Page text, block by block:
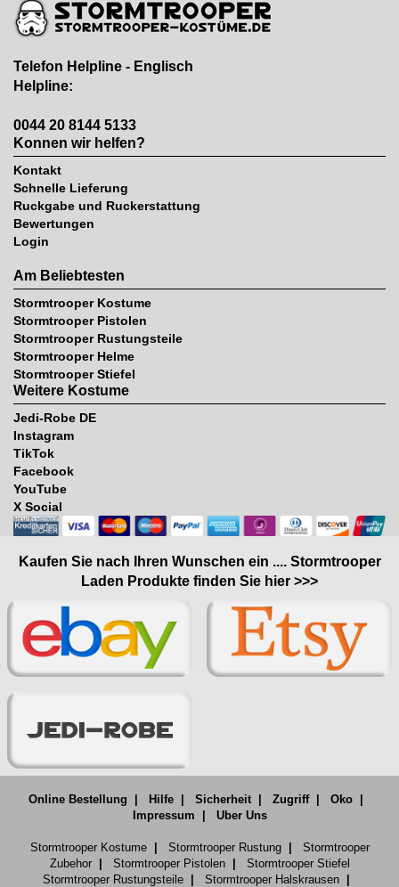
Telefon Helpline - Englisch
Helpline:
0044 20 8144 5133
Konnen wir helfen?
Kontakt
Schnelle Lieferung
Ruckgabe und Ruckerstattung
Bewertungen
Login
Am Beliebtesten
Stormtrooper Kostume
Stormtrooper Pistolen
Stormtrooper Rustungsteile
Stormtrooper Helme
Stormtrooper Stiefel
Weitere Kostume
Jedi-Robe DE
Instagram
TikTok
Facebook
YouTube
X Social
Kaufen Sie nach Ihren Wunschen ein .... Stormtrooper
Laden Produkte finden Sie hier >>>
Online Bestellung | Hilfe | Sicherheit | Zugriff| Oko |
Impressum | Uber Uns
Stormtrooper Kostume| Stormtrooper Rustung| Stormtrooper
Zubehor| Stormtrooper Pistolen| Stormtrooper Stiefel
Stormtrooper Rustungsteile| Stormtrooper Halskrausen|